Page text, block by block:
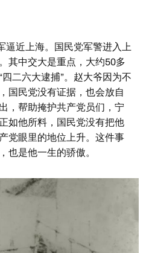
逼近上海。国民党军警进入上
其中交大是重点，大约50多
二六大逮捕”。赵大爷因为不
国民党没有证据，也会放自
，帮助掩护共产党员们，宁
如他所料，国民党没有把他
党眼里的地位上升。这件事
也是他一生的骄傲。